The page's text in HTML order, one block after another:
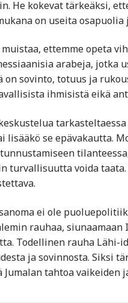
He kokevat tärkeäksi,
on useita
ettemme opeta
arabeja, jotka
on sovinto, totuus ja
ihmisistä eikä
lisääkö se epävakautta.
turvallisuutta voida
ei ole
rauhaa,
Todellinen rauha Lähi-
ja sovinnosta. Siksi
Jumalan tahtoa